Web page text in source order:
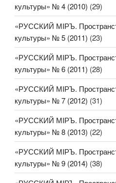
культуры» № 4 (2010) (29)
«РУССКИЙ МIРЪ.
культуры» № 5 (2011) (23)
«РУССКИЙ МIРЪ.
культуры» № 6 (2011) (28)
«РУССКИЙ МIРЪ.
культуры» № 7 (2012) (31)
«РУССКИЙ МIРЪ.
культуры» № 8 (2013) (22)
«РУССКИЙ МIРЪ.
культуры» № 9 (2014) (38)